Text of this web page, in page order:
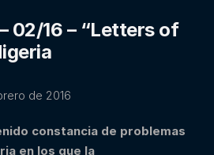
02/16 – “Letters of
de 2016
constancia de problemas
en los que la